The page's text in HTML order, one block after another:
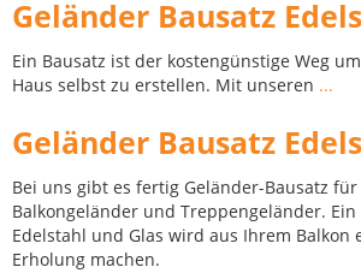
Geländer Bausatz
Ein Bausatz ist der kostengünstige Weg
Haus selbst zu erstellen. Mit unseren ...
Geländer Bausatz
Bei uns gibt es fertig Geländer-Bausatz
Balkongeländer und Treppengeländer. Ein
Edelstahl und Glas wird aus Ihrem Balkon
Erholung machen.